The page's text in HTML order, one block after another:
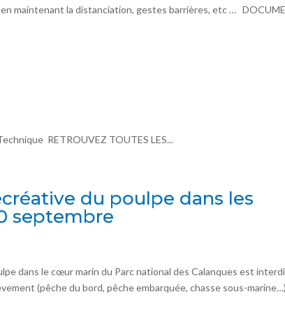
maintenant la distanciation, gestes barrières, etc …
RETROUVEZ TOUTES LES...
du poulpe dans les
septembre
dans le cœur marin du Parc national des Calanques est
(pêche du bord, pêche embarquée, chasse sous-